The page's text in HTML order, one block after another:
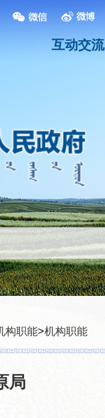
互动交流
构职能>机构职能
局